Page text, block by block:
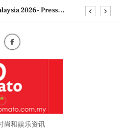
2026– Press
程的空间
纪录 见证马来西亚房
printing with next-
2026– Press
Stories” 为马来西亚
程的空间
尚和娱乐资讯